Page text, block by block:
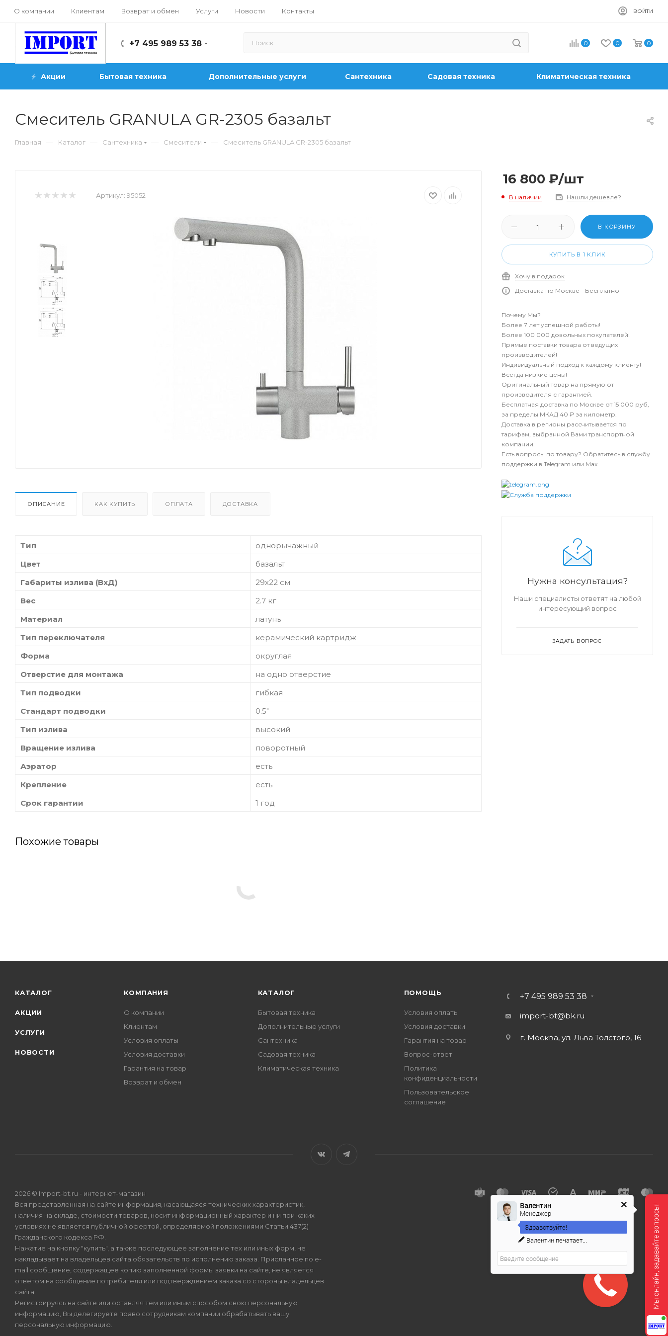
О компании Клиентам Возврат и обмен Услуги Новости Контакты ВОЙТИ
+7 495 989 53 38 0 0 0
Акции Бытовая техника Дополнительные услуги Сантехника Садовая техника Климатическая техника
Смеситель GRANULA GR-2305 базальт
Главная — Каталог — Сантехника — Смесители — Смеситель GRANULA GR-2305 базальт
Артикул: 95052
ОПИСАНИЕ КАК КУПИТЬ ОПЛАТА ДОСТАВКА
Тип
однорычажный
Цвет
базальт
Габариты излива (ВхД)
29х22 см
Вес
2.7 кг
Материал
латунь
Тип переключателя
керамический картридж
Форма
округлая
Отверстие для монтажа
на одно отверстие
Тип подводки
гибкая
Стандарт подводки
0.5"
Тип излива
высокий
Вращение излива
поворотный
Аэратор
есть
Крепление
есть
Срок гарантии
1 год
Похожие товары
16 800 ₽/шт
В наличии Нашли дешевле?
В КОРЗИНУ
КУПИТЬ В 1 КЛИК
Хочу в подарок
Доставка по Москве - Бесплатно
Почему Мы?
Более 7 лет успешной работы!
Более 100 000 довольных покупателей!
Прямые поставки товара от ведущих
производителей!
Индивидуальный подход к каждому клиенту!
Всегда низкие цены!
Оригинальный товар на прямую от
производителя с гарантией.
Бесплатная доставка по Москве от 15 000 руб,
за пределы МКАД 40 ₽ за километр.
Доставка в регионы рассчитывается по
тарифам, выбранной Вами транспортной
компании.
Есть вопросы по товару? Обратитесь в службу
поддержки в Telegram или Max.
Нужна консультация?
Наши специалисты ответят на любой
интересующий вопрос
ЗАДАТЬ ВОПРОС
КАТАЛОГ
АКЦИИ
УСЛУГИ
НОВОСТИ
КОМПАНИЯ
О компании
Клиентам
Условия оплаты
Условия доставки
Гарантия на товар
Возврат и обмен
КАТАЛОГ
Бытовая техника
Дополнительные услуги
Сантехника
Садовая техника
Климатическая техника
ПОМОЩЬ
Условия оплаты
Условия доставки
Гарантия на товар
Вопрос-ответ
Политика
конфиденциальности
Пользовательское
соглашение
+7 495 989 53 38
import-bt@bk.ru
г. Москва, ул. Льва Толстого, 16
2026 © Import-bt.ru - интернет-магазин
Вся представленная на сайте информация, касающаяся технических характеристик,
наличия на складе, стоимости товаров, носит информационный характер и ни при каких
условиях не является публичной офертой, определяемой положениями Статьи 437(2)
Гражданского кодекса РФ.
Нажатие на кнопку "купить", а также последующее заполнение тех или иных форм, не
накладывает на владельцев сайта обязательств по исполнению заказа. Присланное по e-
mail сообщение, содержащее копию заполненной формы заявки на сайте, не является
ответом на сообщение потребителя или подтверждением заказа со стороны владельцев
сайта.
Регистрируясь на сайте или оставляя тем или иным способом свою персональную
информацию, Вы делегируете право сотрудникам компании обрабатывать вашу
персональную информацию.
Мы онлайн, задавайте вопросы!
Валентин
Менеджер
Здравствуйте!
Валентин печатает...